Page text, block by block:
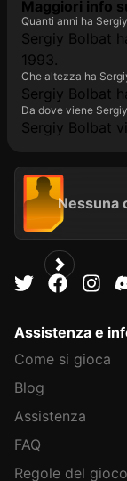
Maggiori info
Quanti anni ha
Sergiy Bolbat
1993.
Che altezza ha
Sergiy Bolbat
Da dove viene
Sergiy Bolbat
Nessuna
Assistenza e
Come si gioca
Blog
Assistenza
FAQ
Regole del gioco